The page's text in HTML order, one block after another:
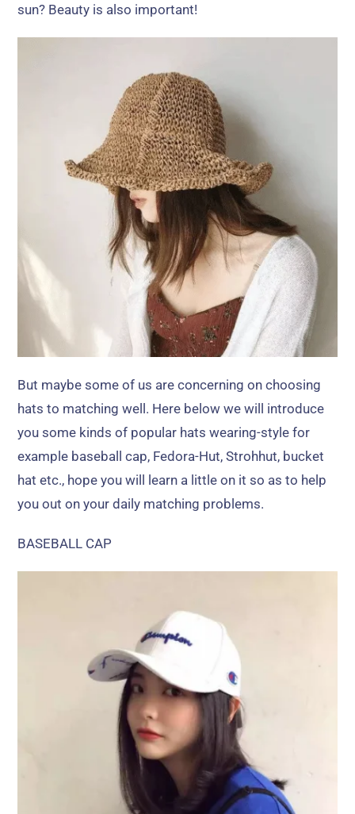
sun? Beauty is also important!
But maybe some of us are concerning on choosing
hats to matching well . Here below we will introduce
you some kinds of popular hats wearing-style for
example baseball cap, Fedora-Hut, Strohhut, bucket
hat etc., hope you will learn a little on it so as to help
you out on your daily matching problems.
BASEBALL CAP